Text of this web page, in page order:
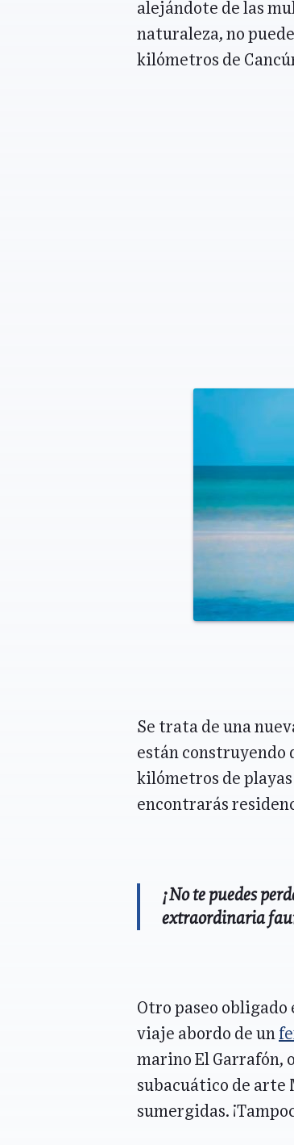
alejándote de las
naturaleza, no
kilómetros de
Se trata de una
están construyendo
kilómetros de
encontrarás
¡No te puedes
extraordinaria
Otro paseo obligado
viaje abordo de un
marino El Garrafón,
subacuático de arte
sumergidas.